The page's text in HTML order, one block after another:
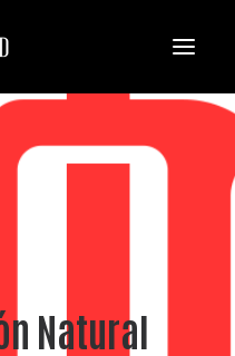
Natural